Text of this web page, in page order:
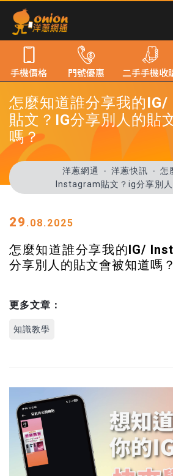
怎麼知道誰分享我的
貼文？IG分享別人的貼
嗎？
洋蔥網通 洋蔥快訊
怎
Instagram貼文？ig分享別
29 .08.2025
怎麼知道誰分享我的IG/
分享別人的貼文會被知道嗎？
更多文章：
知識教學
手機價格 門號優惠 二手手機收